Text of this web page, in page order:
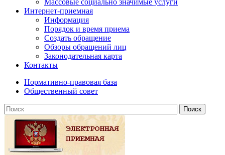
Массовые социально значимые услуги
Интернет-приемная
Информация
Порядок и время приема
Создать обращение
Обзоры обращений лиц
Законодательная карта
Контакты
Нормативно-правовая база
Общественный совет